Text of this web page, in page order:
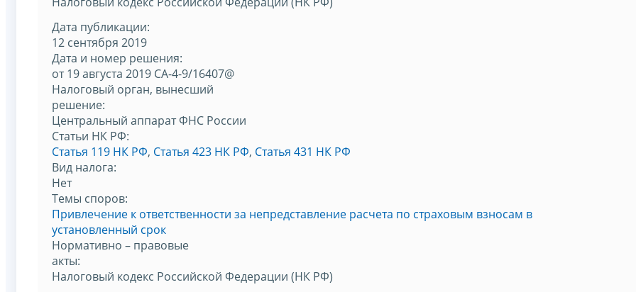
Дата публикации:
12 сентября 2019
Дата и номер решения:
от 19 августа 2019 СА-4-9/16407@
Налоговый орган, вынесший
решение:
Центральный аппарат ФНС России
Статьи НК РФ:
Статья 119 НК РФ, Статья 423 НК РФ, Статья 431 НК РФ
Вид налога:
Нет
Темы споров:
Привлечение к ответственности за непредставление расчета по страховым взносам в
установленный срок
Нормативно – правовые
акты:
Налоговый кодекс Российской Федерации (НК РФ)